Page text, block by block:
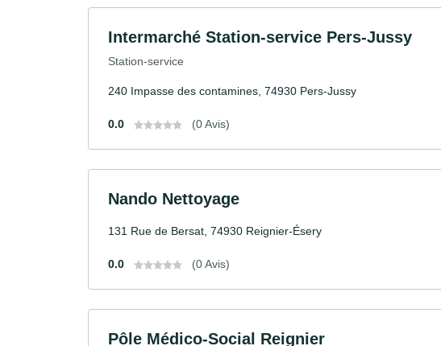
Intermarché Station-service Pers-Jussy
Station-service
240 Impasse des contamines, 74930 Pers-Jussy
0.0 (0 Avis)
Nando Nettoyage
131 Rue de Bersat, 74930 Reignier-Ésery
0.0 (0 Avis)
Pôle Médico-Social Reignier